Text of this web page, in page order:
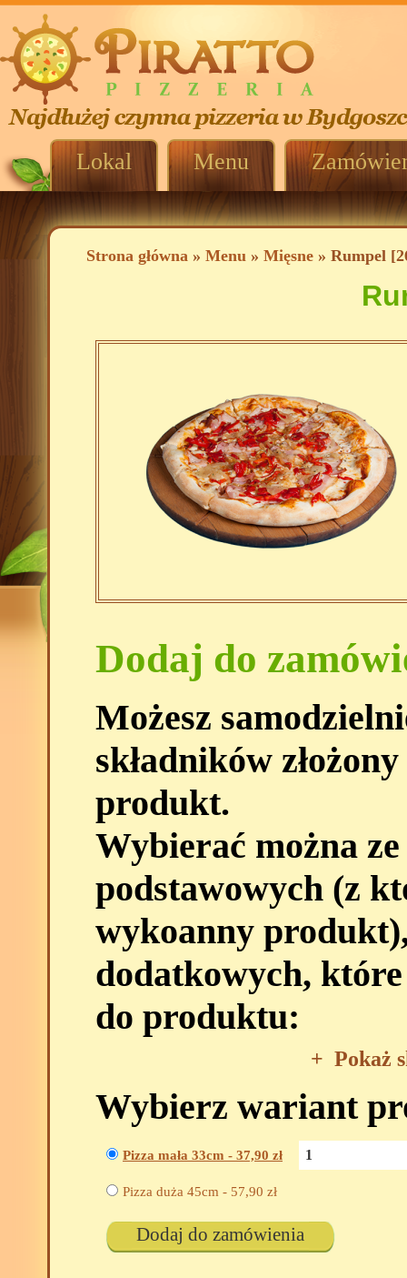
Lokal Menu
Strona główna » Menu » Mięsne » Rumpel
Dodaj do
Możesz
składników
produkt.
Wybierać można
podstawowych (z
wykoanny
dodatkowych,
do produktu:
+ Pokaż
Wybierz wariant
Pizza mała 33cm - 37,90 zł
Pizza duża 45cm - 57,90 zł
Dodaj do zamówienia